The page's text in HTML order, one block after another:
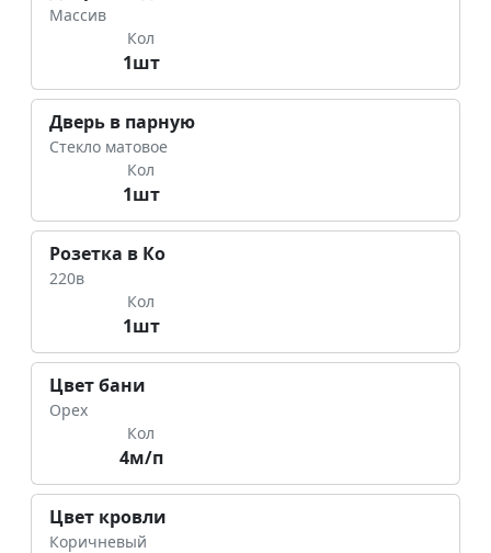
Массив
Кол
1шт
Дверь в парную
Стекло матовое
Кол
1шт
Розетка в Ко
220в
Кол
1шт
Цвет бани
Орех
Кол
4м/п
Цвет кровли
Коричневый